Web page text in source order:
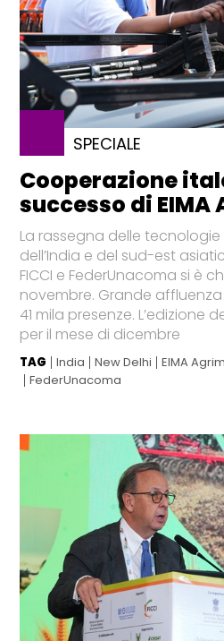
SPECIALE
Cooperazione
successo di
La rassegna delle tecnologie
dell’India e del sud-est
FICCI e FederUnacoma si è
novembre. Grande
41 mila presenze. L’edizione
per il mese di dicembre
TAG India New Delhi EIMA
FederUnacoma